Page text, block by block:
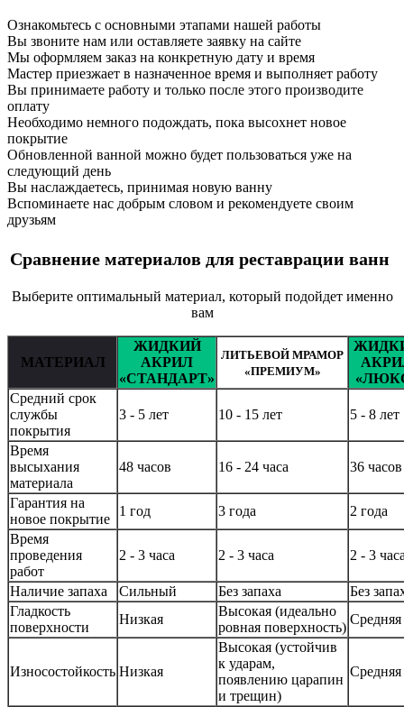
Ознакомьтесь с основными этапами нашей работы
Вы звоните нам или оставляете заявку на сайте
Мы оформляем заказ на конкретную дату и время
Мастер приезжает в назначенное время и выполняет работу
Вы принимаете работу и только после этого производите
оплату
Необходимо немного подождать, пока высохнет новое
покрытие
Обновленной ванной можно будет пользоваться уже на
следующий день
Вы наслаждаетесь, принимая новую ванну
Вспоминаете нас добрым словом и рекомендуете своим
друзьям
Сравнение материалов для реставрации ванн
Выберите оптимальный материал, который подойдет именно
вам
МАТЕРИАЛ
ЖИДКИЙ
АКРИЛ
«СТАНДАРТ»
ЛИТЬЕВОЙ МРАМОР
«ПРЕМИУМ»
Средний срок
службы
покрытия
3 - 5 лет 10 - 15 лет 5 - 8 лет
Время
высыхания
материала
48 часов 16 - 24 часа 36 часов
Гарантия на
новое покрытие
1 год 3 года
2 года
Время
проведения
работ
2 - 3 часа 2 - 3 часа 2 - 3
Наличие запаха Сильный Без запаха
Без
Гладкость
поверхности
Низкая
Высокая (идеально
ровная поверхность)
Средняя
Износостойкость Низкая
Высокая (устойчив
к ударам,
появлению царапин
и трещин)
Средняя